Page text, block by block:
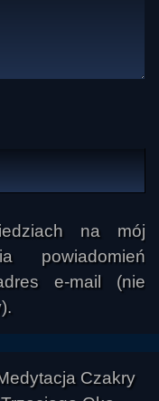
na mój
powiadomień
e-mail (nie